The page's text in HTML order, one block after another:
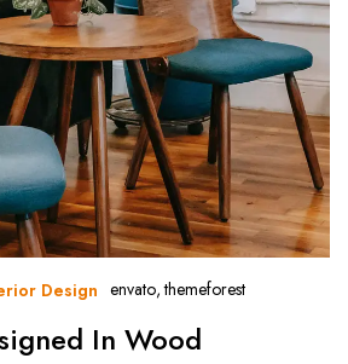
Design envato,themeforest
In Wood